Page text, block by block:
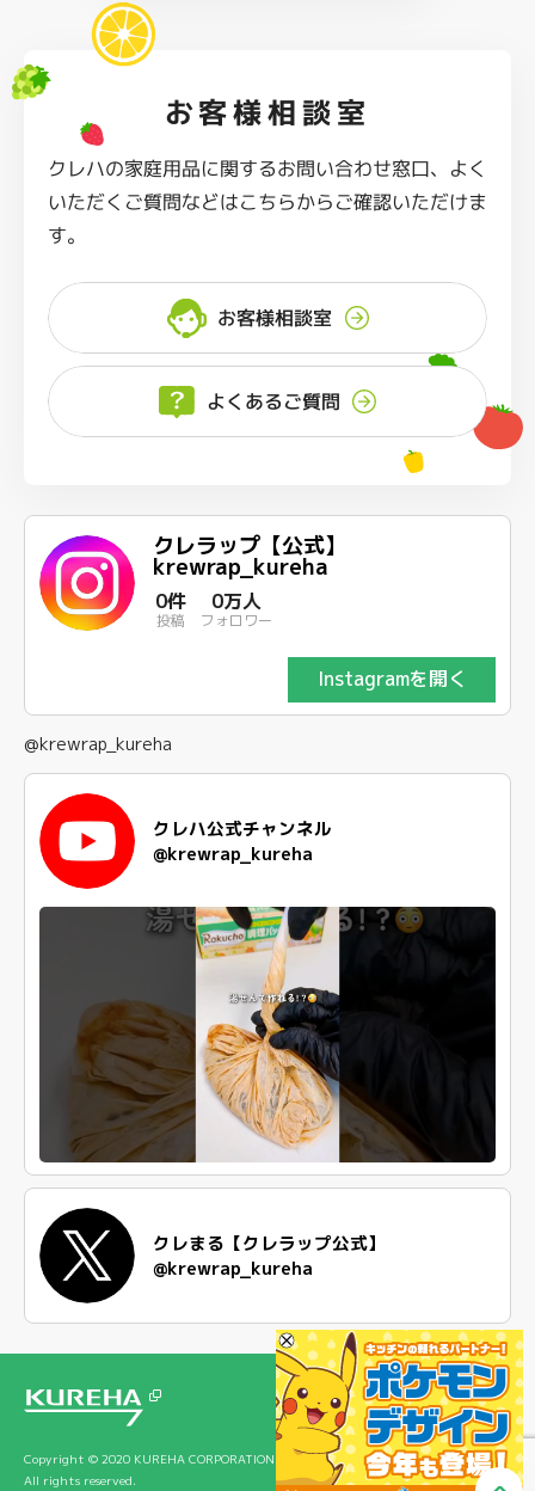
お客様相談室
クレハの家庭用品に関するお問い合わせ窓口、よく
いただくご質問などはこちらからご確認いただけま
す。
お客様相談室
よくあるご質問
クレラップ【公式】
krewrap_kureha
0件
投稿
0万人
フォロワー
Instagramを開く
@krewrap_kureha
クレハ公式チャンネル
@krewrap_kureha
クレまる【クレラップ公式】
@krewrap_kureha
Copyright © 2020 KUREHA CORPORATION
All rights reserved.